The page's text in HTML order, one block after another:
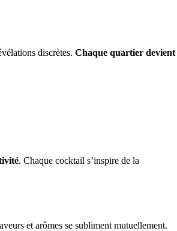
discrètes. Chaque quartier devient
. Chaque cocktail s’inspire de la
et arômes se subliment mutuellement.